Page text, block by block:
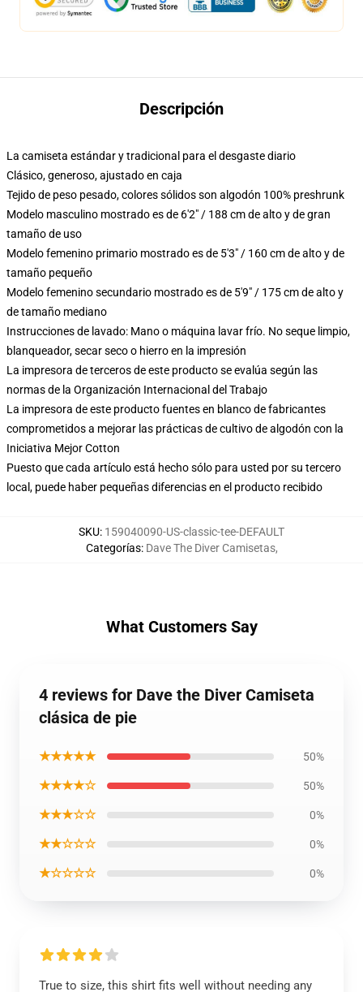
Descripción
La camiseta estándar y tradicional para el desgaste diario
Clásico, generoso, ajustado en caja
Tejido de peso pesado, colores sólidos son algodón 100% preshrunk
Modelo masculino mostrado es de 6'2" / 188 cm de alto y de gran
tamaño de uso
Modelo femenino primario mostrado es de 5'3" / 160 cm de alto y de
tamaño pequeño
Modelo femenino secundario mostrado es de 5'9" / 175 cm de alto y
de tamaño mediano
Instrucciones de lavado: Mano o máquina lavar frío. No seque limpio,
blanqueador, secar seco o hierro en la impresión
La impresora de terceros de este producto se evalúa según las
normas de la Organización Internacional del Trabajo
La impresora de este producto fuentes en blanco de fabricantes
comprometidos a mejorar las prácticas de cultivo de algodón con la
Iniciativa Mejor Cotton
Puesto que cada artículo está hecho sólo para usted por su tercero
local, puede haber pequeñas diferencias en el producto recibido
SKU: 159040090-US-classic-tee-DEFAULT
Categorías: Dave The Diver Camisetas,
What Customers Say
4 reviews for Dave the Diver Camiseta
clásica de pie
★★★★★ 50%
★★★★☆ 50%
★★★☆☆ 0%
★★☆☆☆ 0%
★☆☆☆☆ 0%
True to size, this shirt fits well without needing any